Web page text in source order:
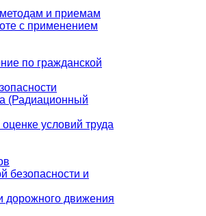
и приемам
с применением
по гражданской
(Радиационный
условий труда
безопасности и
дорожного движения